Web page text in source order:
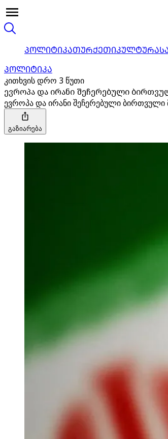
ᲞᲝᲚᲘᲢᲘᲙᲐᲗᲣᲠᲥᲔᲗᲘᲙᲣᲚᲢᲣᲠᲐ
ᲞᲝᲚᲘᲢᲘᲙᲐ
კითხვის დრო 3 წუთი
ევროპა და ირანი შეჩერებული
ევროპა და ირანი შეჩერებული
გაზიარება